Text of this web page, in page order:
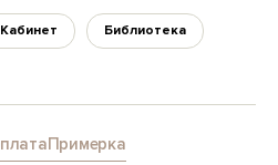
Кабинет Библиотека
Примерка